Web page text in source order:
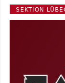
SEKTION